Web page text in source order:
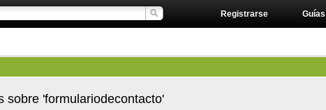
Guías
Registrarse
sobre 'formulariodecontacto'